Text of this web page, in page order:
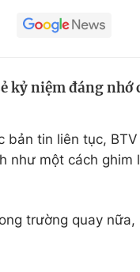
tuyến
kỷ niệm đáng
bản tin liên tục, BTV
như một cách ghim
trường quay